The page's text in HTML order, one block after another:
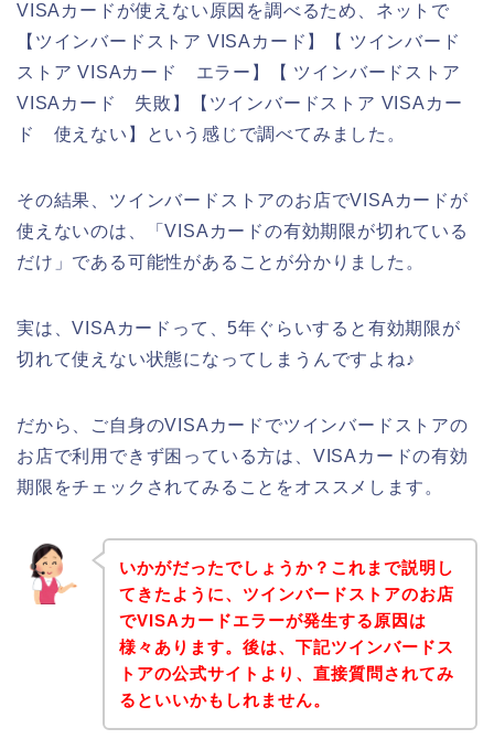
VISAカードが使えない原因を調べるため、ネットで
【ツインバードストア VISAカード】【 ツインバード
ストア VISAカード エラー】【 ツインバードストア
VISAカード 失敗】【ツインバードストア VISAカー
ド 使えない】という感じで調べてみました。
その結果、ツインバードストアのお店でVISAカードが
使えないのは、「VISAカードの有効期限が切れている
だけ」である可能性があることが分かりました。
実は、VISAカードって、5年ぐらいすると有効期限が
切れて使えない状態になってしまうんですよね♪
だから、ご自身のVISAカードでツインバードストアの
お店で利用できず困っている方は、VISAカードの有効
期限をチェックされてみることをオススメします。
いかがだったでしょうか？これまで説明し
てきたように、ツインバードストアのお店
でVISAカードエラーが発生する原因は
様々あります。後は、下記ツインバードス
トアの公式サイトより、直接質問されてみ
るといいかもしれません。